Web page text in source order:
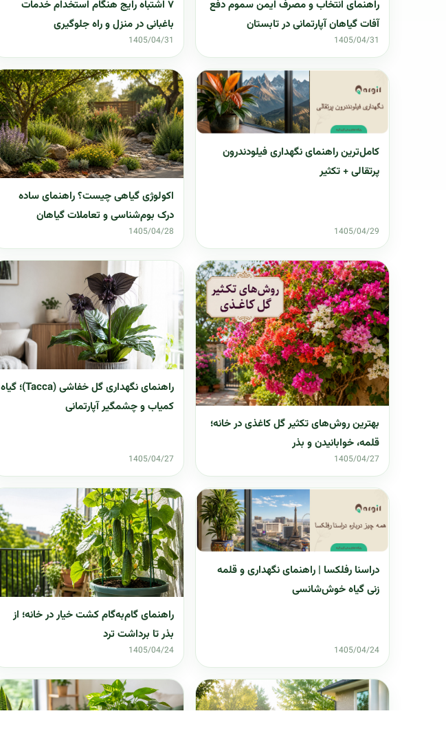
راهنمای انتخاب و مصرف ایمن سموم دفع
آفات گیاهان آپارتمانی در تابستان
1405/04/31
۷ اشتباه رایج هنگام استخدام خدمات
باغبانی در منزل و راه جلوگیری
1405/04/31
کامل‌ترین راهنمای نگهداری فیلودندرون
پرتقالی + تکثیر
1405/04/29
اکولوژی گیاهی چیست؟ راهنمای ساده
درک بوم‌شناسی و تعاملات گیاهان
1405/04/28
بهترین روش‌های تکثیر گل کاغذی در خانه؛
قلمه، خوابانیدن و بذر
1405/04/27
راهنمای نگهداری گل خفاشی (Tacca)؛ گیاه
کمیاب و چشمگیر آپارتمانی
1405/04/27
دراسنا رفلکسا | راهنمای نگهداری و قلمه
زنی گیاه خوش‌شانسی
1405/04/24
راهنمای گام‌به‌گام کشت خیار در خانه؛ از
بذر تا برداشت ترد
1405/04/24